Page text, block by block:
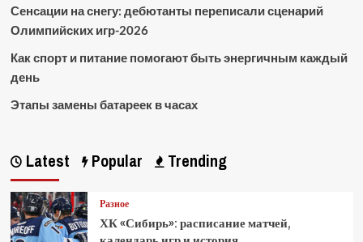
Сенсации на снегу: дебютанты переписали сценарий
Олимпийских игр-2026
Как спорт и питание помогают быть энергичным каждый
день
Этапы замены батареек в часах
Latest Popular Trending
Разное
ХК «Сибирь»: расписание матчей,